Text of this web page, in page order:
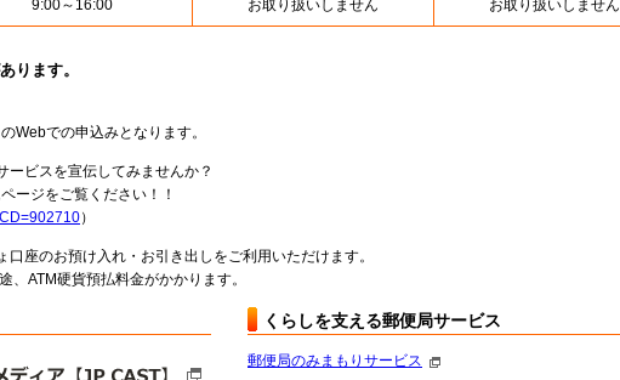
9:00～16:00 お取り扱いしません お取り扱いしません
ります。
Webでの申込みとなります。
ービスを宣伝してみませんか？
ージをご覧ください！！
）
座のお預け入れ・お引き出しをご利用いただけます。
ATM硬貨預払料金がかかります。
くらしを支える郵便局サービス
郵便局のみまもりサービス